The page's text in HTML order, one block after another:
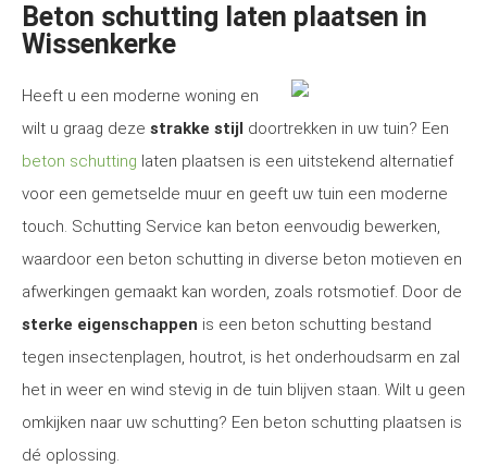
Beton schutting laten plaatsen in
Wissenkerke
Heeft u een moderne woning en
wilt u graag deze strakke stijl doortrekken in uw tuin? Een
beton schutting laten plaatsen is een uitstekend alternatief
voor een gemetselde muur en geeft uw tuin een moderne
touch. Schutting Service kan beton eenvoudig bewerken,
waardoor een beton schutting in diverse beton motieven en
afwerkingen gemaakt kan worden, zoals rotsmotief. Door de
sterke eigenschappen is een beton schutting bestand
tegen insectenplagen, houtrot, is het onderhoudsarm en zal
het in weer en wind stevig in de tuin blijven staan. Wilt u geen
omkijken naar uw schutting? Een beton schutting plaatsen is
dé oplossing.